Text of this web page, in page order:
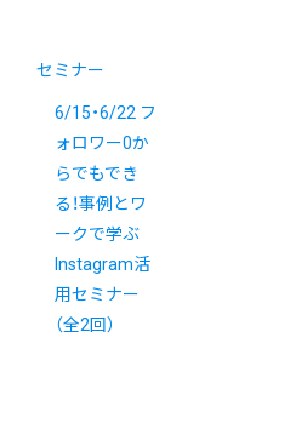
セミナー
6/15・6/22 フ
ォロワー0か
らでもでき
る！事例とワ
ークで学ぶ
Instagram活
用セミナー
（全2回）